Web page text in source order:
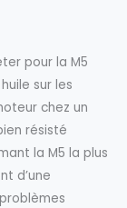
pour la M5
sur les
chez un
résisté
la M5 la plus
d’une